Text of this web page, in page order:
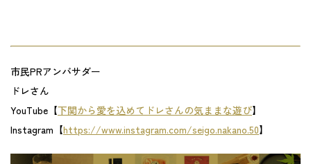
市民PRアンバサダー
ドレさん
YouTube【下関から愛を込めてドレさんの気ままな遊び】
Instagram【https://www.instagram.com/seigo.nakano.50】